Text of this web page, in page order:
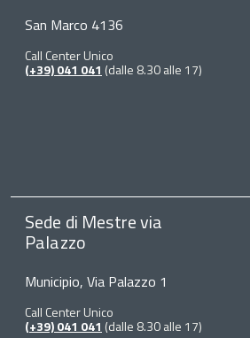
San Marco 4136
Call Center Unico
(+39) 041 041 (dalle 8.30 alle 17)
Sede di Mestre via
Palazzo
Municipio, Via Palazzo 1
Call Center Unico
(+39) 041 041 (dalle 8.30 alle 17)